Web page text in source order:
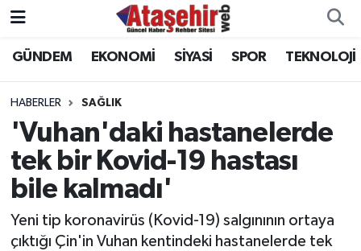
GÜNDEM EKONOMİ SİYASİ SPOR TEKNOLOJİ
HABERLER SAĞLIK
'Vuhan'daki hastanelerde
tek bir Kovid-19 hastası
bile kalmadı'
Yeni tip koronavirüs (Kovid-19) salgınının ortaya
çıktığı Çin'in Vuhan kentindeki hastanelerde tek
Hava Durumu
Trafik Durumu
Süper Lig Puan Durumu ve Fikstür
Tüm Manşetler
Son Dakika Haberleri